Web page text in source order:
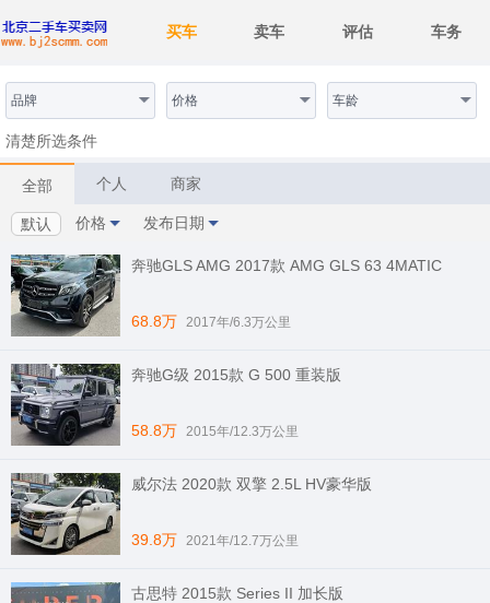
买车 卖车 评估 车务
品牌 价格 车龄
清楚所选条件
全部 个人 商家
默认 价格 发布日期
奔驰GLS AMG 2017款 AMG GLS 63 4MATIC
68.8万 2017年/6.3万公里
奔驰G级 2015款 G 500 重装版
58.8万 2015年/12.3万公里
威尔法 2020款 双擎 2.5L HV豪华版
39.8万 2021年/12.7万公里
古思特 2015款 Series II 加长版